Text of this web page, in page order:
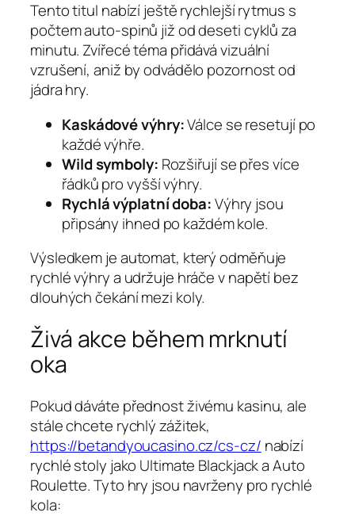
Tento titul nabízí ještě rychlejší rytmus s
počtem auto‑spinů již od deseti cyklů za
minutu. Zvířecé téma přidává vizuální
vzrušení, aniž by odvádělo pozornost od
jádra hry.
Kaskádové výhry:Válce se resetují po
každé výhře.
Wild symboly: Rozšiřují se přes více
řádků pro vyšší výhry.
Rychlá výplatní doba:Výhry jsou
připsány ihned po každém kole.
Výsledkem je automat, který odměňuje
rychlé výhry a udržuje hráče v napětí bez
dlouhých čekání mezi koly.
Živá akce během mrknutí
oka
Pokud dáváte přednost živému kasinu, ale
stále chcete rychlý zážitek,
https://betandyoucasino.cz/cs-cz/ nabízí
rychlé stoly jako Ultimate Blackjack a Auto
Roulette. Tyto hry jsou navrženy pro rychlé
kola: